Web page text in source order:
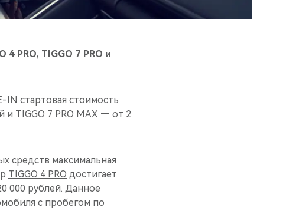
4 PRO, TIGGO 7 PRO и
стартовая стоимость
и TIGGO 7 PRO MAX — от 2
средств максимальная
TIGGO 4 PRO достигает
000 рублей. Данное
с пробегом по